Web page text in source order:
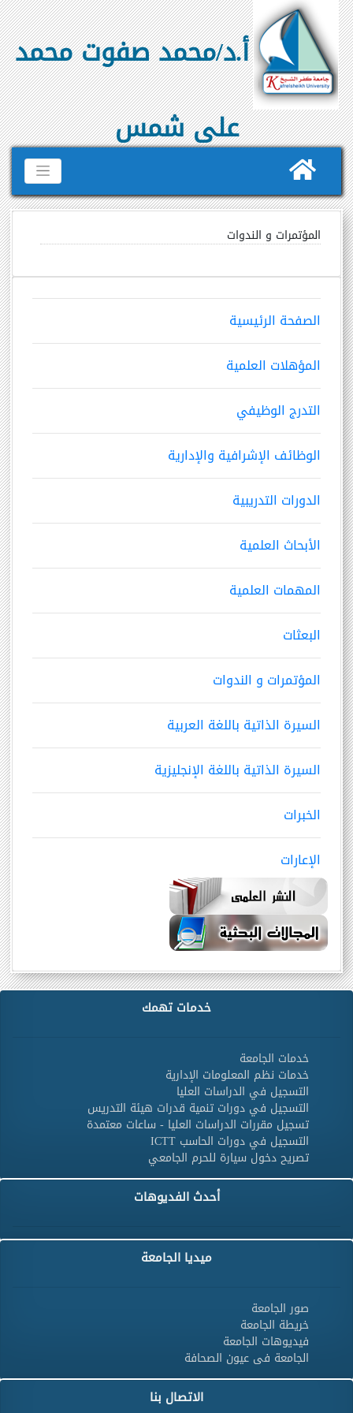
أ.د/محمد صفوت محمد
على شمس
الصفحة الرئيسية
المؤهلات العلمية
التدرج الوظيفي
الوظائف الإشرافية والإدارية
الدورات التدريبية
الأبحاث العلمية
المهمات العلمية
البعثات
المؤتمرات و الندوات
السيرة الذاتية باللغة العربية
السيرة الذاتية باللغة الإنجليزية
الخبرات
الإعارات
المؤتمرات و الندوات
خدمات تهمك
خدمات الجامعة
خدمات نظم المعلومات الإدارية
التسجيل في الدراسات العليا
التسجيل في دورات تنمية قدرات هيئة التدريس
تسجيل مقررات الدراسات العليا - ساعات معتمدة
التسجيل في دورات الحاسب ICTT
تصريح دخول سيارة للحرم الجامعي
أحدث الفديوهات
ميديا الجامعة
صور الجامعة
خريطة الجامعة
فيديوهات الجامعة
الجامعة فى عيون الصحافة
الاتصال بنا